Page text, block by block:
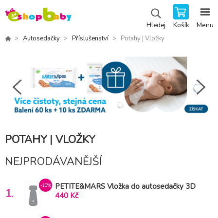
Hledej Košík Menu
Autosedačky Příslušenství Potahy | Vložky
POTAHY | VLOŽKY
NEJPRODÁVANĚJŠÍ
1.
-10%
PETITE&MARS Vložka do autosedačky 3D
Aero Light Grey 9-18 kg
440 Kč